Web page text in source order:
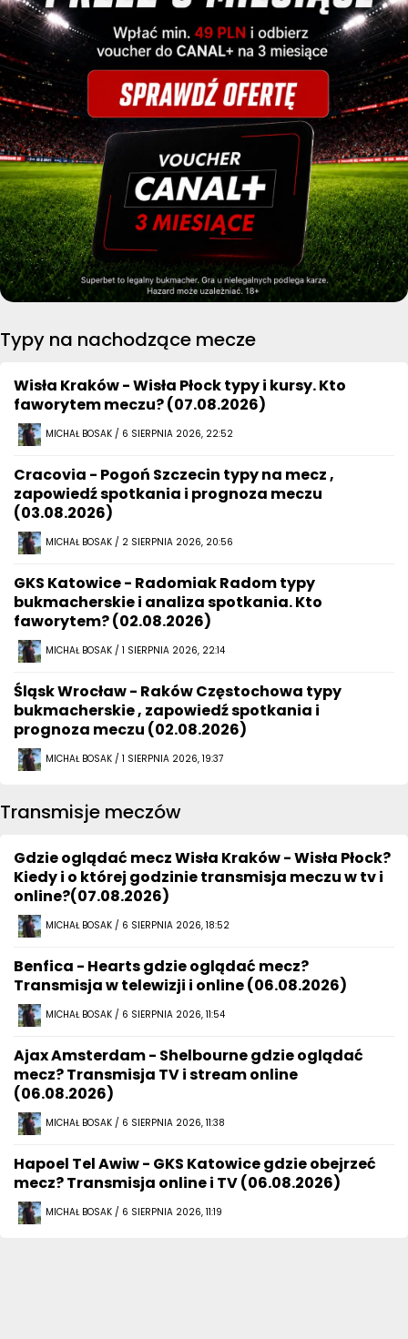
Typy na nachodzące mecze
Wisła Kraków - Wisła Płock typy i kursy. Kto
faworytem meczu? (07.08.2026)
MICHAŁ BOSAK / 6 SIERPNIA 2026, 22:52
Cracovia - Pogoń Szczecin typy na mecz ,
zapowiedź spotkania i prognoza meczu
(03.08.2026)
MICHAŁ BOSAK / 2 SIERPNIA 2026, 20:56
GKS Katowice - Radomiak Radom typy
bukmacherskie i analiza spotkania. Kto
faworytem? (02.08.2026)
MICHAŁ BOSAK / 1 SIERPNIA 2026, 22:14
Śląsk Wrocław - Raków Częstochowa typy
bukmacherskie , zapowiedź spotkania i
prognoza meczu (02.08.2026)
MICHAŁ BOSAK / 1 SIERPNIA 2026, 19:37
Transmisje meczów
Gdzie oglądać mecz Wisła Kraków - Wisła Płock?
Kiedy i o której godzinie transmisja meczu w tv i
online?(07.08.2026)
MICHAŁ BOSAK / 6 SIERPNIA 2026, 18:52
Benfica - Hearts gdzie oglądać mecz?
Transmisja w telewizji i online (06.08.2026)
MICHAŁ BOSAK / 6 SIERPNIA 2026, 11:54
Ajax Amsterdam - Shelbourne gdzie oglądać
mecz? Transmisja TV i stream online
(06.08.2026)
MICHAŁ BOSAK / 6 SIERPNIA 2026, 11:38
Hapoel Tel Awiw - GKS Katowice gdzie obejrzeć
mecz? Transmisja online i TV (06.08.2026)
MICHAŁ BOSAK / 6 SIERPNIA 2026, 11:19